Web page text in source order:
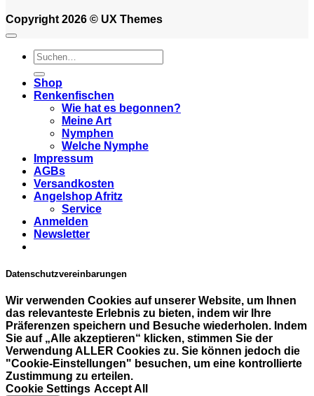
Copyright 2026 © UX Themes
Suchen
nach:
Shop
Renkenfischen
Wie hat es begonnen?
Meine Art
Nymphen
Welche Nymphe
Impressum
AGBs
Versandkosten
Angelshop Afritz
Service
Anmelden
Newsletter
Datenschutzvereinbarungen
Wir verwenden Cookies auf unserer Website, um Ihnen
das relevanteste Erlebnis zu bieten, indem wir Ihre
Präferenzen speichern und Besuche wiederholen. Indem
Sie auf „Alle akzeptieren“ klicken, stimmen Sie der
Verwendung ALLER Cookies zu. Sie können jedoch die
"Cookie-Einstellungen" besuchen, um eine kontrollierte
Zustimmung zu erteilen.
Cookie Settings Accept All